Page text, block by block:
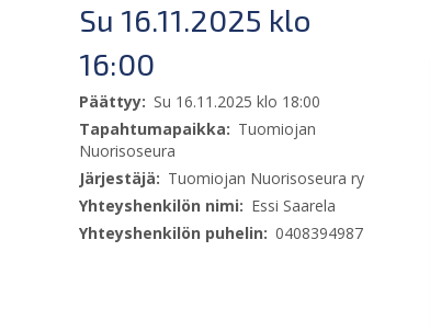
Su 16.11.2025 klo
16:00
Päättyy
Su 16.11.2025 klo 18:00
Tapahtumapaikka
Tuomiojan
Nuorisoseura
Järjestäjä
Tuomiojan Nuorisoseura ry
Yhteyshenkilön nimi
Essi Saarela
Yhteyshenkilön puhelin
0408394987